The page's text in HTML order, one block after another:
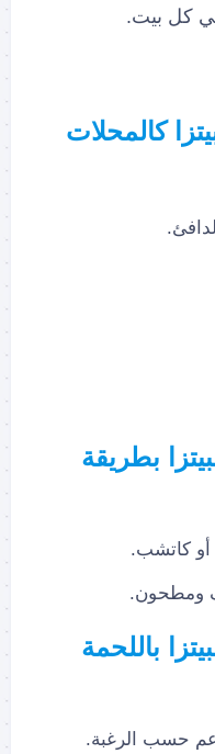
في كل بيت.
كالمحلات
بطريقة
باللحمة
حسب الرغبة.